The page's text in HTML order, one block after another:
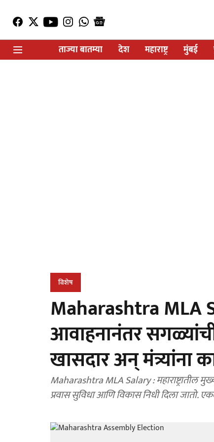
ताज्या बातम्या
देश महाराष्ट्र मुंबई
विशेष
Maharashtra MLA
आवाहनानंतर
खासदार अन् मंत्र्यांना
Maharashtra MLA Salary : महाराष्ट्रातील
प्रवास सुविधा आणि विकास निधी दिला जातो.